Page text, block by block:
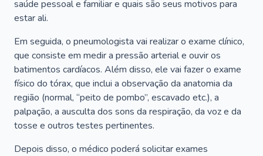
saúde pessoal e familiar e quais são seus motivos para
estar ali.
Em seguida, o pneumologista vai realizar o exame clínico,
que consiste em medir a pressão arterial e ouvir os
batimentos cardíacos. Além disso, ele vai fazer o exame
físico do tórax, que inclui a observação da anatomia da
região (normal, “peito de pombo”, escavado etc.), a
palpação, a ausculta dos sons da respiração, da voz e da
tosse e outros testes pertinentes.
Depois disso, o médico poderá solicitar exames